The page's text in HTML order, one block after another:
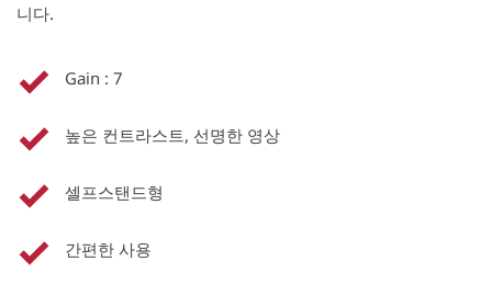
니다.
Gain : 7
높은 컨트라스트, 선명한 영상
셀프스탠드형
간편한 사용